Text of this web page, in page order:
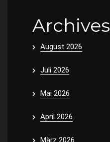
Archives
August 2026
Juli 2026
Mai 2026
April 2026
März 2026